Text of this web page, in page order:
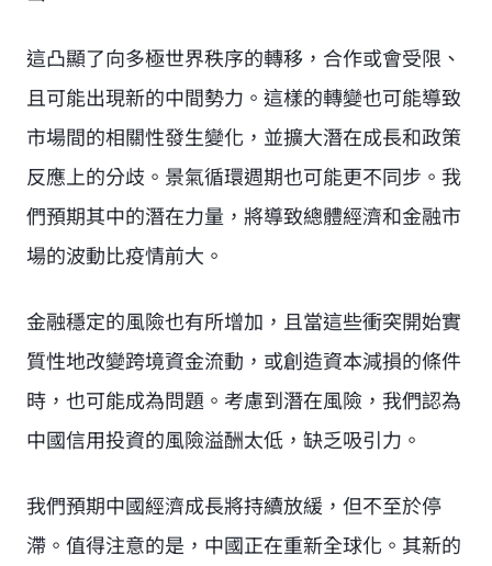
這凸顯了向多極世界秩序的轉移，合作或會受限、
且可能出現新的中間勢力。這樣的轉變也可能導致
市場間的相關性發生變化，並擴大潛在成長和政策
反應上的分歧。景氣循環週期也可能更不同步。我
們預期其中的潛在力量，將導致總體經濟和金融市
場的波動比疫情前大。
金融穩定的風險也有所增加，且當這些衝突開始實
質性地改變跨境資金流動，或創造資本減損的條件
時，也可能成為問題。考慮到潛在風險，我們認為
中國信用投資的風險溢酬太低，缺乏吸引力。
我們預期中國經濟成長將持續放緩，但不至於停
滯。值得注意的是，中國正在重新全球化。其新的